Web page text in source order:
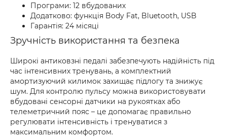
Програми: 12 вбудованих
Додатково: функція Body Fat, Bluetooth, USB
Гарантія: 24 місяці
Зручність використання та безпека
Широкі антиковзні педалі забезпечують надійність під
час інтенсивних тренувань, а комплектний
амортизуючий килимок захищає підлогу та знижує
шум. Для контролю пульсу можна використовувати
вбудовані сенсорні датчики на рукоятках або
телеметричний пояс – це допомагає правильно
регулювати інтенсивність і тренуватися з
максимальним комфортом.